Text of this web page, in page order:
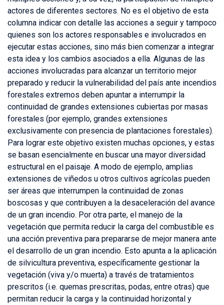
actores de diferentes sectores. No es el objetivo de esta
columna indicar con detalle las acciones a seguir y tampoco
quienes son los actores responsables e involucrados en
ejecutar estas acciones, sino más bien comenzar a integrar
esta idea y los cambios asociados a ella. Algunas de las
acciones involucradas para alcanzar un territorio mejor
preparado y reducir la vulnerabilidad del país ante incendios
forestales extremos deben apuntar a interrumpir la
continuidad de grandes extensiones cubiertas por masas
forestales (por ejemplo, grandes extensiones
exclusivamente con presencia de plantaciones forestales).
Para lograr este objetivo existen muchas opciones, y estas
se basan esencialmente en buscar una mayor diversidad
estructural en el paisaje. A modo de ejemplo, amplias
extensiones de viñedos u otros cultivos agrícolas pueden
ser áreas que interrumpen la continuidad de zonas
boscosas y que contribuyen a la desaceleración del avance
de un gran incendio. Por otra parte, el manejo de la
vegetación que permita reducir la carga del combustible es
una acción preventiva para prepararse de mejor manera ante
el desarrollo de un gran incendio. Esto apunta a la aplicación
de silvicultura preventiva, específicamente gestionar la
vegetación (viva y/o muerta) a través de tratamientos
prescritos (i.e. quemas prescritas, podas, entre otras) que
permitan reducir la carga y la continuidad horizontal y